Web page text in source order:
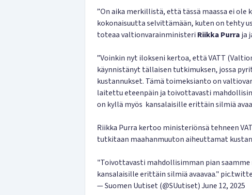
”On aika merkillistä, että tässä maassa ei
kokonaisuutta selvittämään, kuten on tehty
toteaa valtionvarainministeri Riikka Purra ja
”Voinkin nyt ilokseni kertoa, että VATT
käynnistänyt tällaisen tutkimuksen, jossa
kustannukset. Tämä toimeksianto on
laitettu eteenpäin ja toivottavasti
on kyllä myös kansalaisille erittäin silmiä
Riikka Purra kertoo ministeriönsä tehneen
tutkitaan maahanmuuton aiheuttamat
"Toivottavasti mahdollisimman pian saamme
kansalaisille erittäin silmiä avaavaa."
— Suomen Uutiset (@SUutiset)June 12, 2025